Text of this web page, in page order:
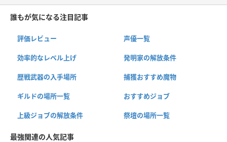
誰もが気になる注目記事
評価レビュー 声優一覧
効率的なレベル上げ 発明家の解放条件
歴戦武器の入手場所 捕獲おすすめ魔物
ギルドの場所一覧 おすすめジョブ
上級ジョブの解放条件 祭壇の場所一覧
最強関連の人気記事